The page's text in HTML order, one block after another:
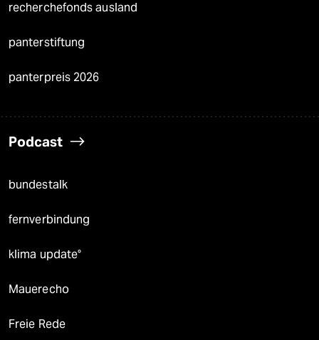
recherchefonds ausland
panterstiftung
panterpreis 2026
Podcast
bundestalk
fernverbindung
klima update°
Mauerecho
Freie Rede